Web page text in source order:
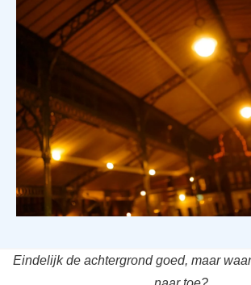
Eindelijk de achtergrond goed, maar